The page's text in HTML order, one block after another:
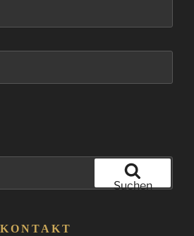
Suchen
KONTAKT